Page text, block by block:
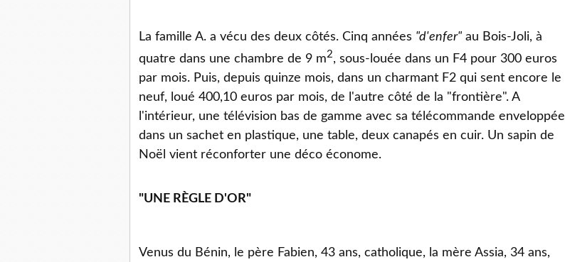
La famille A. a vécu des deux côtés. Cinq années "d'enfer" au Bois-Joli, à
quatre dans une chambre de 9 m2, sous-louée dans un F4 pour 300 euros
par mois. Puis, depuis quinze mois, dans un charmant F2 qui sent encore le
neuf, loué 400,10 euros par mois, de l'autre côté de la "frontière". A
l'intérieur, une télévision bas de gamme avec sa télécommande enveloppée
dans un sachet en plastique, une table, deux canapés en cuir. Un sapin de
Noël vient réconforter une déco économe.
"UNE RÈGLE D'OR"
Venus du Bénin, le père Fabien, 43 ans, catholique, la mère Assia, 34 ans,